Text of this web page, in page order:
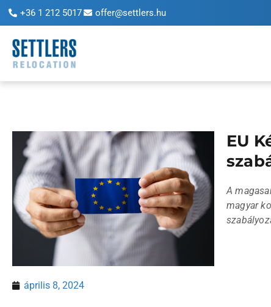
+36 1 212 5017 offer@settlers.hu
április 8, 2024
EU
A
magyar